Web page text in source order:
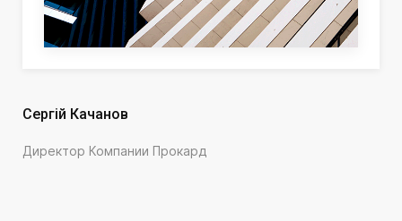
Сергій Качанов
Директор Компании Прокард